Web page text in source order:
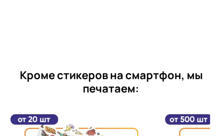
Кроме стикеров на смартфон, мы
печатаем: